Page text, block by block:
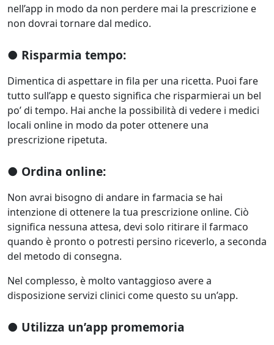
nell’app in modo da non perdere mai la prescrizione e
non dovrai tornare dal medico.
● Risparmia tempo:
Dimentica di aspettare in fila per una ricetta. Puoi fare
tutto sull’app e questo significa che risparmierai un bel
po’ di tempo. Hai anche la possibilità di vedere i medici
locali online in modo da poter ottenere una
prescrizione ripetuta.
● Ordina online:
Non avrai bisogno di andare in farmacia se hai
intenzione di ottenere la tua prescrizione online. Ciò
significa nessuna attesa, devi solo ritirare il farmaco
quando è pronto o potresti persino riceverlo, a seconda
del metodo di consegna.
Nel complesso, è molto vantaggioso avere a
disposizione servizi clinici come questo su un’app.
● Utilizza un’app promemoria